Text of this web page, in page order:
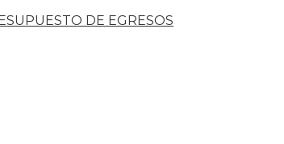
DE EGRESOS